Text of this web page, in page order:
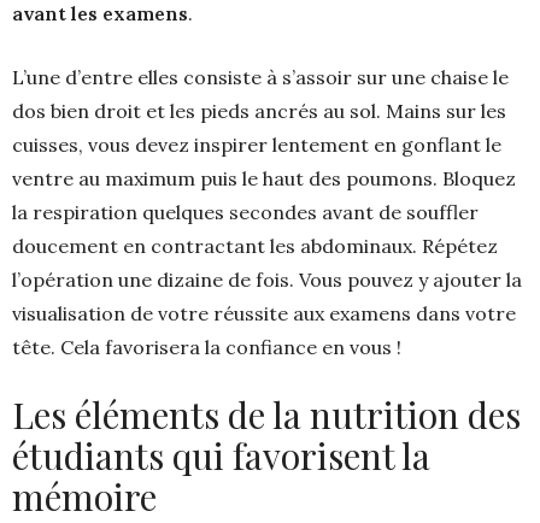
avant les examens.
L’une d’entre elles consiste à s’assoir sur une chaise le
dos bien droit et les pieds ancrés au sol. Mains sur les
cuisses, vous devez inspirer lentement en gonflant le
ventre au maximum puis le haut des poumons. Bloquez
la respiration quelques secondes avant de souffler
doucement en contractant les abdominaux. Répétez
l’opération une dizaine de fois. Vous pouvez y ajouter la
visualisation de votre réussite aux examens dans votre
tête. Cela favorisera la confiance en vous !
Les éléments de la nutrition des
étudiants qui favorisent la
mémoire